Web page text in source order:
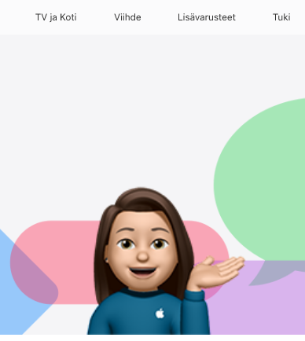
TV ja Koti Viihde Lisävarusteet Tuki